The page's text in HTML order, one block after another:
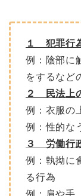
１ 犯罪行
例：陰部に
をするなど
２ 民法上
例：衣服の
例：性的な
３ 労働行
例：執拗に
る行為